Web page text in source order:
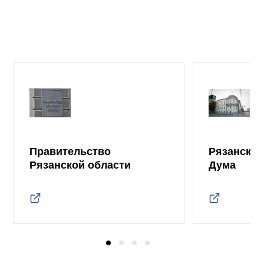
Правительство
Рязанской области
Дума